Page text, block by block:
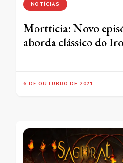
NOTÍCIAS
Mortticia: Novo
aborda clássico do
6 DE OUTUBRO DE 2021